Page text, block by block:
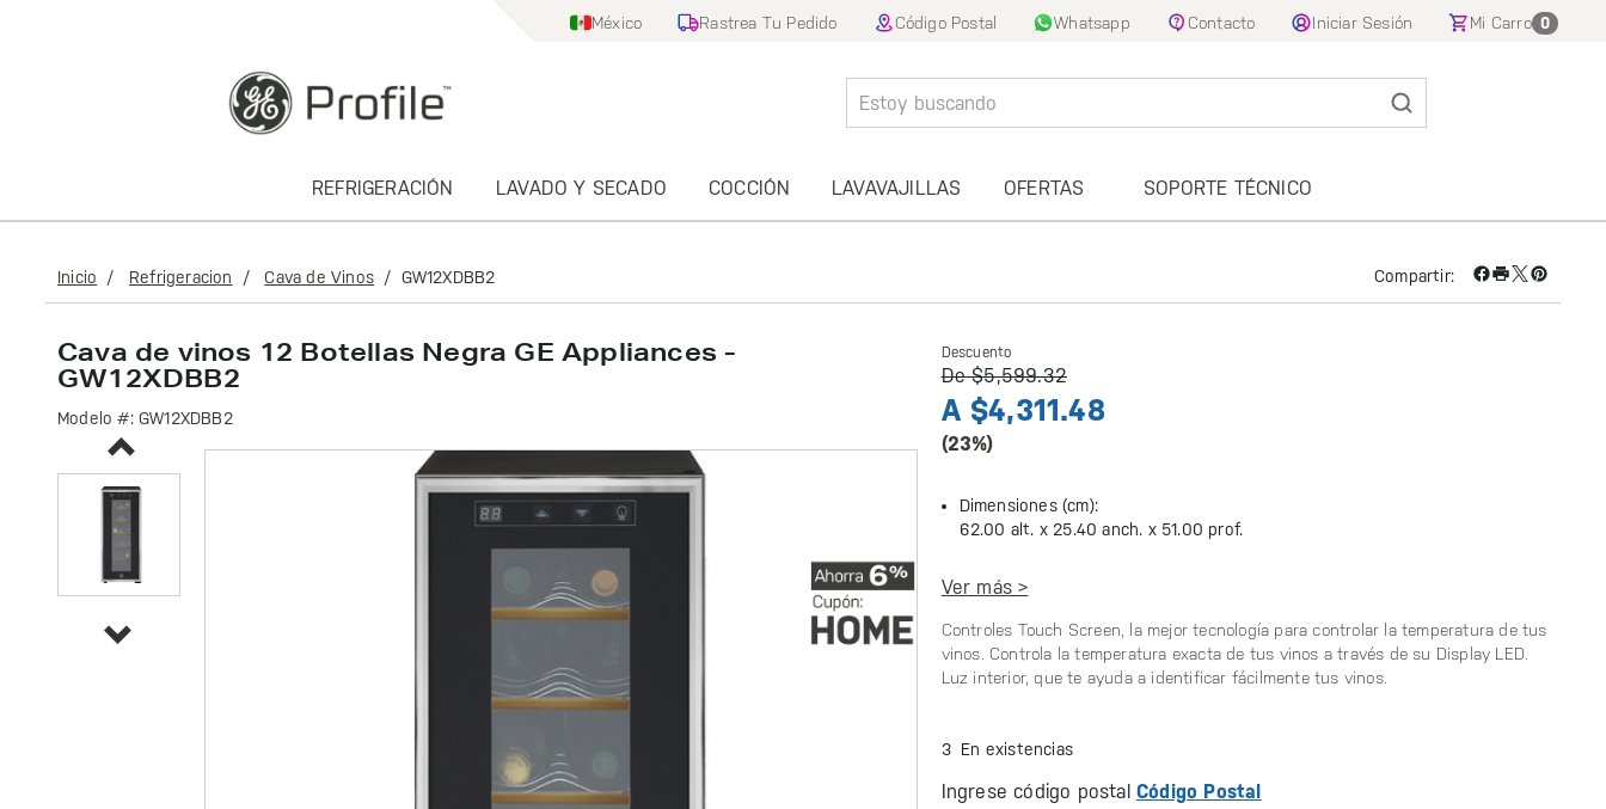
México Rastrea Tu Pedido Código Postal Whatsapp Contacto Iniciar Sesión Mi Carro 0
REFRIGERACIÓN LAVADO Y SECADO COCCIÓN LAVAVAJILLAS OFERTAS SOPORTE TÉCNICO
Inicio Refrigeracion Cava de Vinos GW12XDBB2 Compartir:
Cava de vinos 12 Botellas Negra GE Appliances -
GW12XDBB2
Modelo #: GW12XDBB2
Descuento
De$5,599.32
A$4,311.48
(23%)
Dimensiones (cm):
62.00 alt. x 25.40 anch. x 51.00 prof.
Ver más >
Controles Touch Screen, la mejor tecnología para controlar la temperatura de tus
vinos. Controla la temperatura exacta de tus vinos a través de su Display LED.
Luz interior, que te ayuda a identificar fácilmente tus vinos.
3 En existencias
Ingrese código postalCódigo Postal